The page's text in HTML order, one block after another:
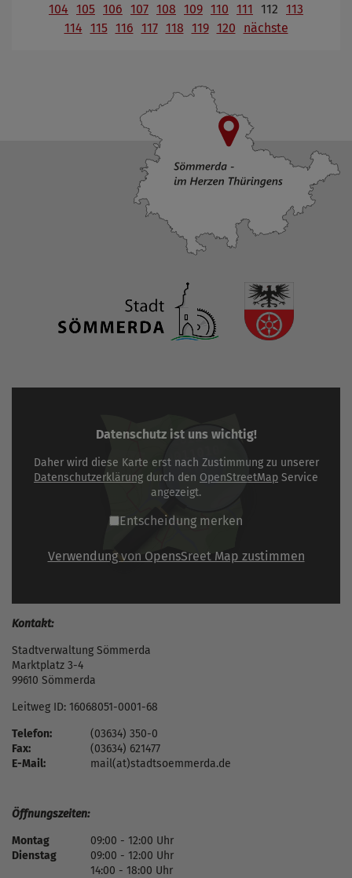
104 105 106 107 108 109 110 111 112 113
114 115 116 117 118 119 120 nächste
Datenschutz ist uns wichtig!
Daher wird diese Karte erst nach Zustimmung zu unserer
Datenschutzerklärung durch den OpenStreetMap Service
angezeigt.
Entscheidung merken
Verwendung von OpensSreet Map zustimmen
Kontakt:
Stadtverwaltung Sömmerda
Marktplatz 3-4
99610 Sömmerda
Leitweg ID: 16068051-0001-68
Telefon:
(03634) 350-0
Fax:
(03634) 621477
E-Mail:
mail(at)stadtsoemmerda.de
Öffnungszeiten:
Montag
09:00 - 12:00 Uhr
Dienstag
09:00 - 12:00 Uhr
14:00 - 18:00 Uhr